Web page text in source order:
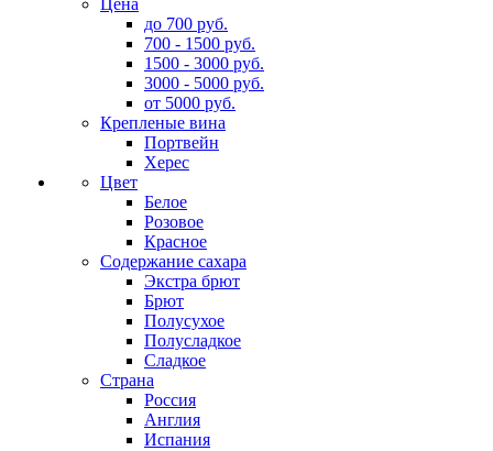
Цена
до 700 руб.
700 - 1500 руб.
1500 - 3000 руб.
3000 - 5000 руб.
от 5000 руб.
Крепленые вина
Портвейн
Херес
Цвет
Белое
Розовое
Красное
Содержание сахара
Экстра брют
Брют
Полусухое
Полусладкое
Сладкое
Страна
Россия
Англия
Испания